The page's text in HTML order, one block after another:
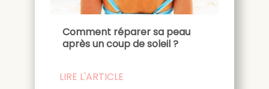
Comment réparer sa peau
après un coup de soleil ?
LIRE L'ARTICLE